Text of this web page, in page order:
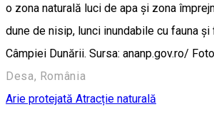
o zona naturală luci de apa și zona
dune de nisip, lunci inundabile cu fauna
Câmpiei Dunării. Sursa: ananp.gov.ro/
Desa, România
Arie protejată Atracție naturală